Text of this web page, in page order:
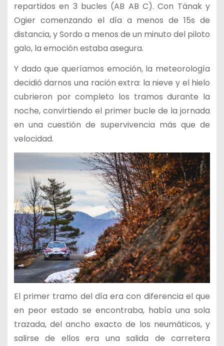
repartidos en 3 bucles (AB AB C). Con Tänak y
Ogier comenzando el día a menos de 15s de
distancia, y Sordo a menos de un minuto del piloto
galo, la emoción estaba asegura.
Y dado que queríamos emoción, la meteorología
decidió darnos una ración extra: la nieve y el hielo
cubrieron por completo los tramos durante la
noche, convirtiendo el primer bucle de la jornada
en una cuestión de supervivencia más que de
velocidad.
El primer tramo del día era con diferencia el que
en peor estado se encontraba, había una sola
trazada, del ancho exacto de los neumáticos, y
salirse de ellos era una salida de carretera